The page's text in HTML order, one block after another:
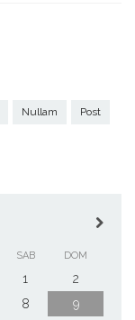
Nullam Post
SAB DOM
1
2
8
9